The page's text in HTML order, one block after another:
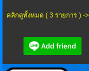
คลิกดูทั้งหมด ( 3 รายการ ) ->